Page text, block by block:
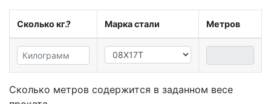
Сколько кг.? Марка стали Метров
Сколько метров содержится в заданном весе